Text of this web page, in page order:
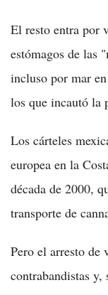
El resto entra por
estómagos de las
incluso por mar
los que incautó la
Los cárteles
europea en la
década de 2000,
transporte de
Pero el arresto de
contrabandistas